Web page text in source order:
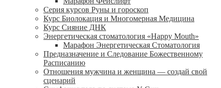
Серия курсов Руны и гороскоп
Курс Биолокация и Многомерная Медицина
Курс Сияние ДНК
Энергетическая стоматология «Happy Mouth»
Марафон Энергетическая Cтоматология
Предназначение и Следование Божественному
Расписанию
Отношения мужчина и женщина — создай свой
сценарий